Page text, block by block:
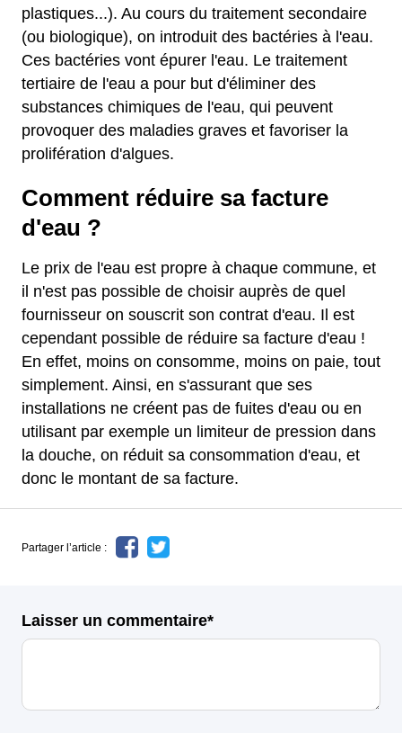
plastiques...). Au cours du traitement secondaire
(ou biologique), on introduit des bactéries à l'eau.
Ces bactéries vont épurer l'eau. Le traitement
tertiaire de l'eau a pour but d'éliminer des
substances chimiques de l'eau, qui peuvent
provoquer des maladies graves et favoriser la
prolifération d'algues.
Comment réduire sa facture
d'eau ?
Le prix de l'eau est propre à chaque commune, et
il n'est pas possible de choisir auprès de quel
fournisseur on souscrit son contrat d'eau. Il est
cependant possible de réduire sa facture d'eau !
En effet, moins on consomme, moins on paie, tout
simplement. Ainsi, en s'assurant que ses
installations ne créent pas de fuites d'eau ou en
utilisant par exemple un limiteur de pression dans
la douche, on réduit sa consommation d'eau, et
donc le montant de sa facture.
Partager l’article :
Laisser un commentaire*